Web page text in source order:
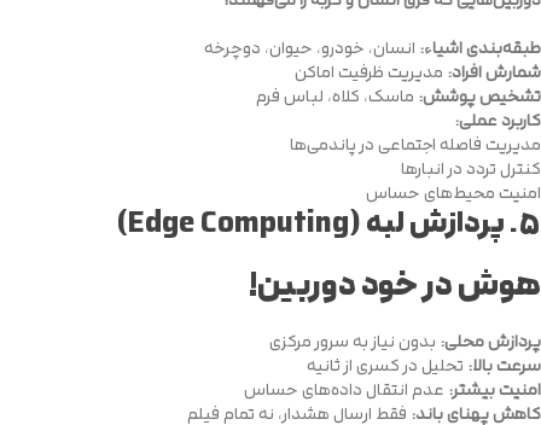
طبقه‌بندی اشیاء: انسان، خودرو، حیوان، دوچرخه
شمارش افراد: مدیریت ظرفیت اماکن
تشخیص پوشش: ماسک، کلاه، لباس فرم
کاربرد عملی:
مدیریت فاصله اجتماعی در پاندمی‌ها
کنترل تردد در انبارها
امنیت محیط‌های حساس
۵. پردازش لبه (Edge Computing)
هوش در خود دوربین!
پردازش محلی: بدون نیاز به سرور مرکزی
سرعت بالا: تحلیل در کسری از ثانیه
امنیت بیشتر: عدم انتقال داده‌های حساس
کاهش پهنای باند: فقط ارسال هشدار، نه تمام فیلم